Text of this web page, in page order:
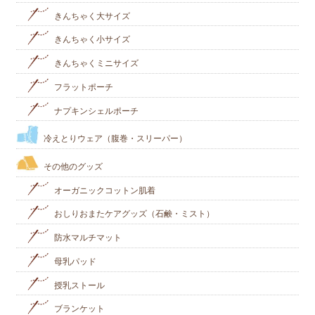
きんちゃく大サイズ
きんちゃく小サイズ
きんちゃくミニサイズ
フラットポーチ
ナプキンシェルポーチ
冷えとりウェア（腹巻・スリーパー）
その他のグッズ
オーガニックコットン肌着
おしりおまたケアグッズ（石鹸・ミスト）
防水マルチマット
母乳パッド
授乳ストール
ブランケット